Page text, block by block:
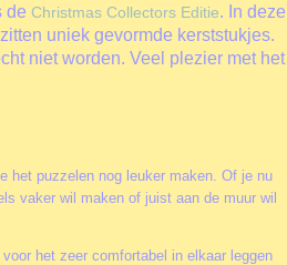
de Christmas Collectors Editie. In deze
uniek gevormde kerststukjes.
niet worden. Veel plezier met het
het puzzelen nog leuker maken. Of je nu
vaker wil maken of juist aan de muur wil
het zeer comfortabel in elkaar leggen